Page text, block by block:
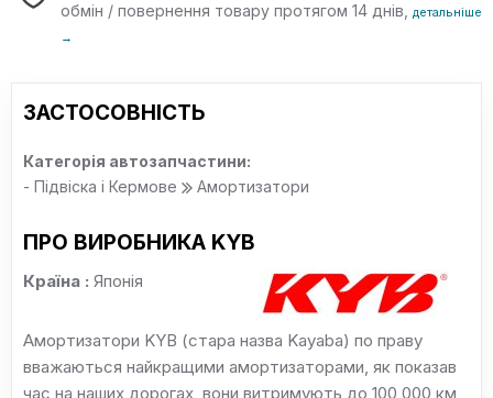
обмін / повернення товару протягом 14 днів,
детальніше
→
ЗАСТОСОВНІСТЬ
Категорія автозапчастини:
- Підвіска і Кермове
Амортизатори
ПРО ВИРОБНИКА KYB
Країна : Японія
Амортизатори KYB (стара назва Kayaba) по праву
вважаються найкращими амортизаторами, як показав
час на наших дорогах, вони витримують до 100 000 км